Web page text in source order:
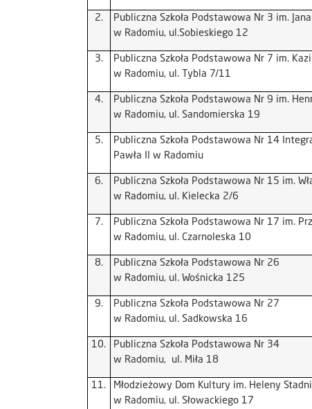
2.
Publiczna Szkoła Podstawowa Nr 3 im. Jana
w Radomiu, ul.Sobieskiego 12
3.
Publiczna Szkoła Podstawowa Nr 7 im.
w Radomiu, ul. Tybla 7/11
4.
Publiczna Szkoła Podstawowa Nr 9 im.
w Radomiu, ul. Sandomierska 19
5.
Publiczna Szkoła Podstawowa Nr 14
Pawła II w Radomiu
6.
Publiczna Szkoła Podstawowa Nr 15 im.
w Radomiu, ul. Kielecka 2/6
7.
Publiczna Szkoła Podstawowa Nr 17 im.
w Radomiu, ul. Czarnoleska 10
8.
Publiczna Szkoła Podstawowa Nr 26
w Radomiu, ul. Wośnicka 125
9.
Publiczna Szkoła Podstawowa Nr 27
w Radomiu, ul. Sadkowska 16
10.
Publiczna Szkoła Podstawowa Nr 34
w Radomiu, ul. Miła 18
11.
Młodzieżowy Dom Kultury im. Heleny
w Radomiu, ul. Słowackiego 17